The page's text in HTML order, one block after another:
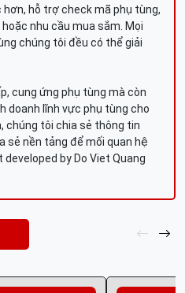
hỗ trợ check mã phụ tùng,
nhu cầu mua sắm. Mọi
chúng tôi đều có thể giải
cung ứng phụ tùng mà còn
doanh lĩnh vực phụ tùng cho
chúng tôi chia sẻ thông tin
sẻ nền tảng để mối quan hệ
by Do Viet Quang